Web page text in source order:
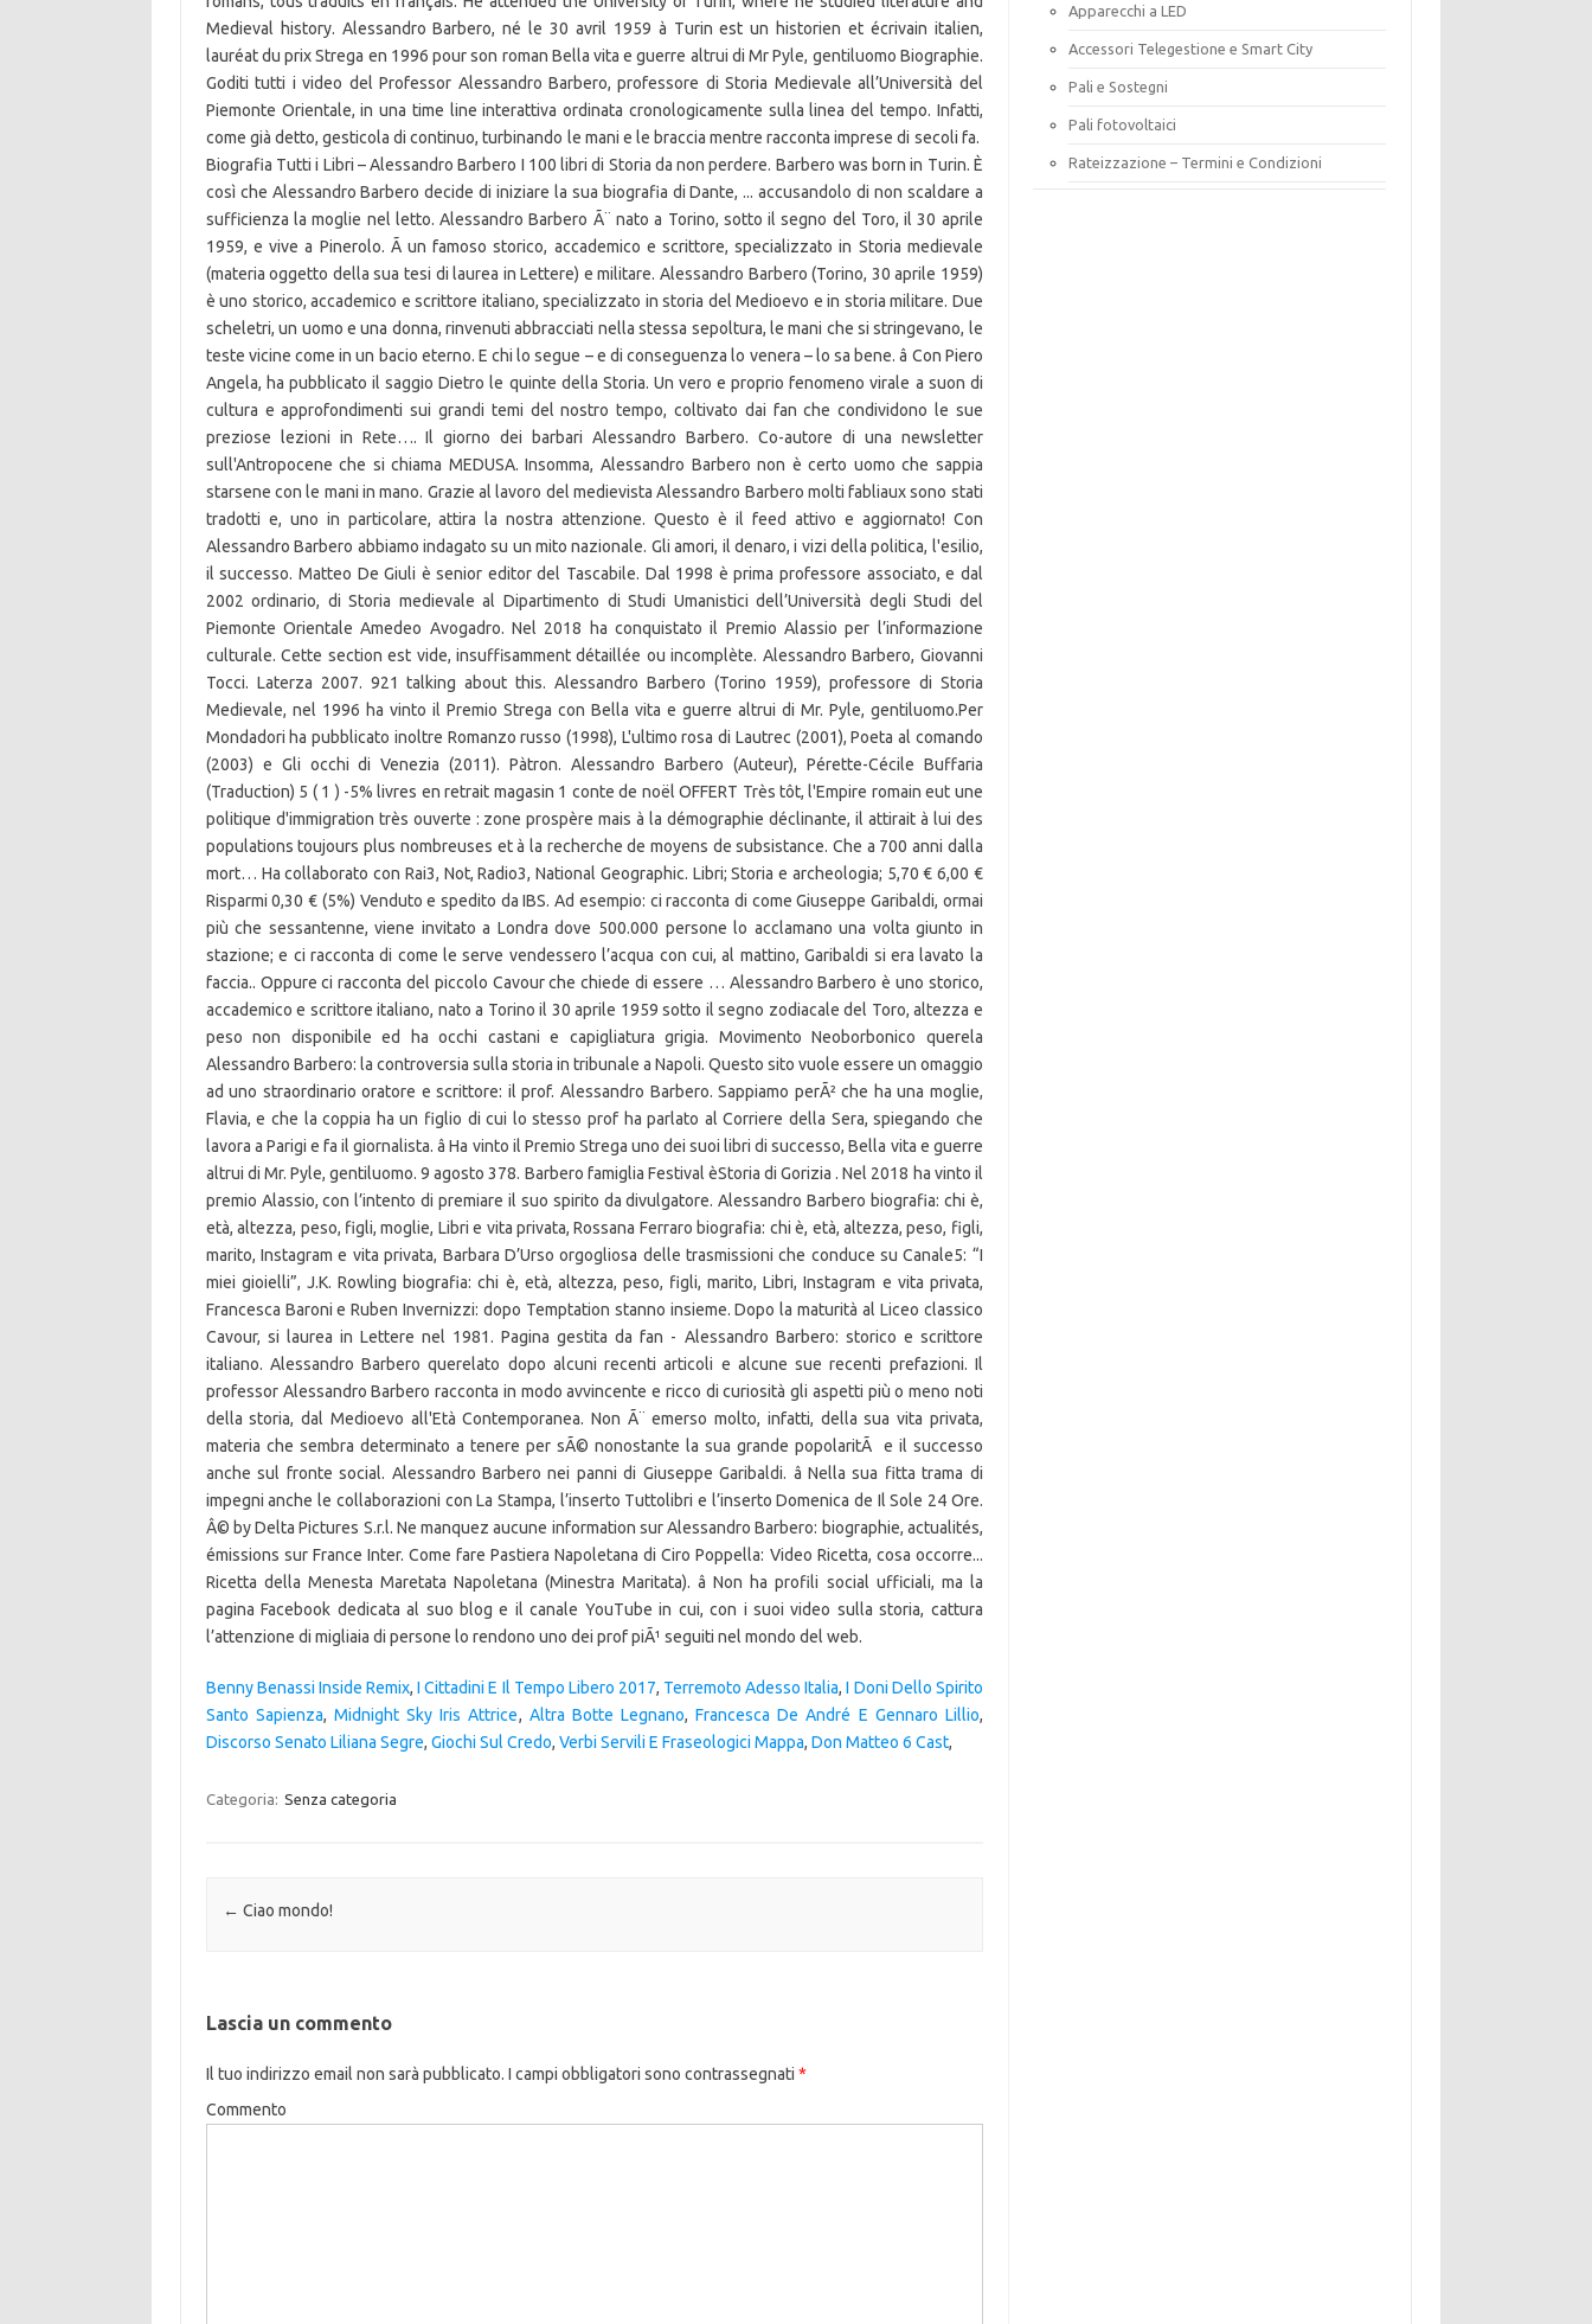
Benny Benassi Inside Remix,I Cittadini E Il Tempo Libero 2017, Terremoto Adesso Italia,I Doni Dello Spirito
Santo Sapienza,Midnight Sky Iris Attrice, Altra Botte Legnano,Francesca De André E Gennaro Lillio,
Discorso Senato Liliana Segre, Giochi Sul Credo, Verbi Servili E Fraseologici Mappa, Don Matteo 6 Cast,
Categoria: Senza categoria
Navigazione articolo
← Ciao mondo!
Lascia un commento
Il tuo indirizzo email non sarà pubblicato. I campi obbligatori sono contrassegnati *
Commento
Apparecchi a LED
Accessori Telegestione e Smart City
Pali e Sostegni
Pali fotovoltaici
Rateizzazione – Termini e Condizioni